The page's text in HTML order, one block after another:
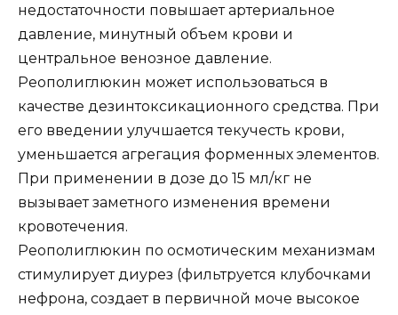
недостаточности повышает артериальное
давление, минутный объем крови и
центральное венозное давление.
Реополиглюкин может использоваться в
качестве дезинтоксикационного средства. При
его введении улучшается текучесть крови,
уменьшается агрегация форменных элементов.
При применении в дозе до 15 мл/кг не
вызывает заметного изменения времени
кровотечения.
Реополиглюкин по осмотическим механизмам
стимулирует диурез (фильтруется клубочками
нефрона, создает в первичной моче высокое